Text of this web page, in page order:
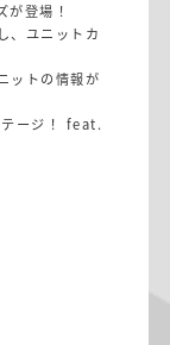
が登場！
、ユニットカ
ットの情報が
テージ！ feat.